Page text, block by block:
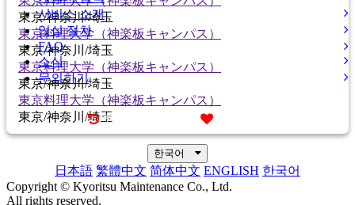
東京/神奈川/埼玉
東京料理大学（神楽板キャンパス）
東京/神奈川/埼玉
東京料理大学（神楽板キャンパス）
東京/神奈川/埼玉
東京料理大学（神楽板キャンパス）
東京/神奈川/埼玉
서비스 소개
입실 절차
FAQ
소식
문의하기
최근 본 기숙사
한국어
日本語 繁體中文 简体中文 ENGLISH 한국어
Copyright © Kyoritsu Maintenance Co., Ltd.
All rights reserved.